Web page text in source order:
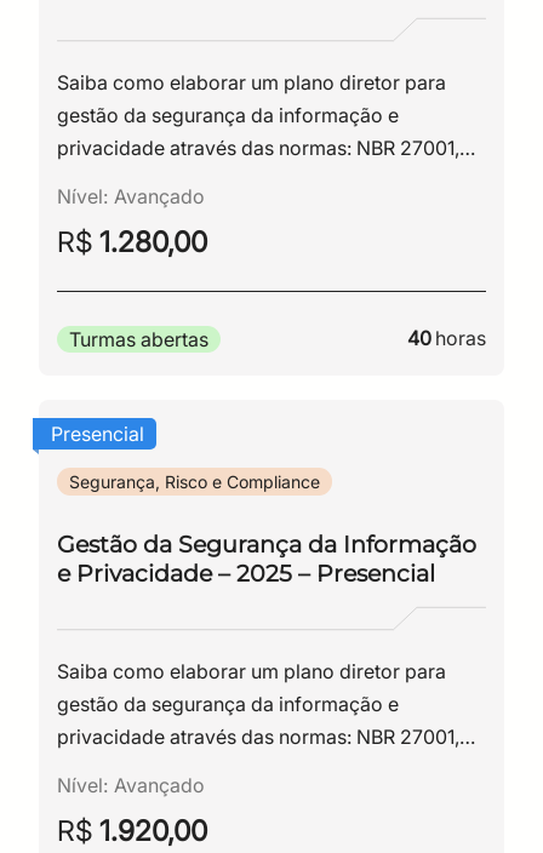
Saiba como elaborar um plano diretor para
gestão da segurança da informação e
privacidade através das normas: NBR 27001,
Nível: Avançado
R$ 1.280,00
Turmas abertas 40 horas
Presencial
Segurança, Risco e Compliance
Gestão da Segurança da Informação
e Privacidade – 2025 – Presencial
Saiba como elaborar um plano diretor para
gestão da segurança da informação e
privacidade através das normas: NBR 27001,
Nível: Avançado
R$ 1.920,00